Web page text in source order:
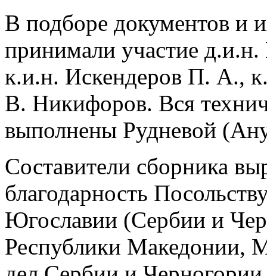
В подборе документов и
принимали участие
к.и.н. Искендеров П. А.,
В. Никифоров. Вся
выполнены Рудневой
Составители сборника
благодарность
Югославии (Сербии и
Республики Македонии,